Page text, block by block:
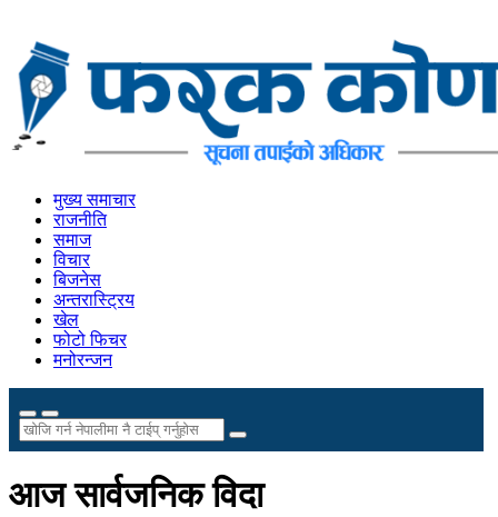
मुख्य समाचार
राजनीति
समाज
विचार
बिजनेस
अन्तरास्ट्रिय
खेल
फोटो फिचर
मनोरन्जन
आज सार्वजनिक विदा